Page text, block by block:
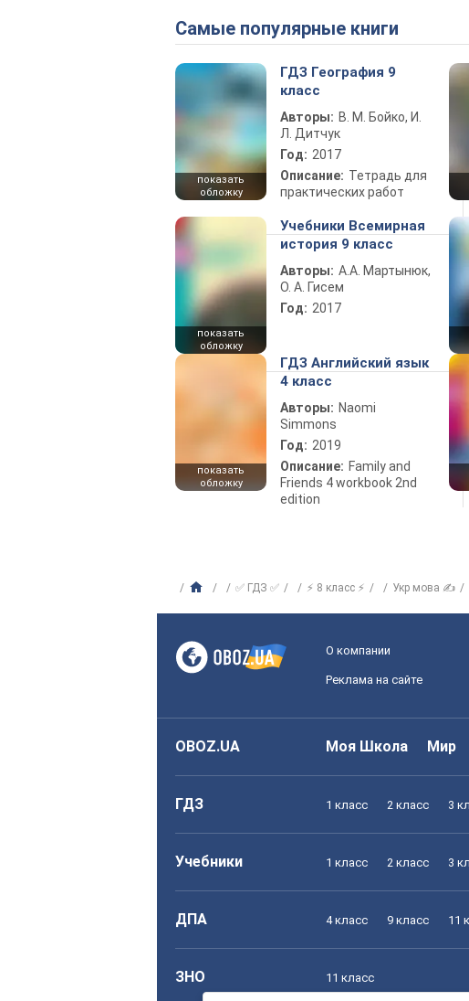
Самые популярные книги
показать
обложку
ГДЗ География 9
класс
Авторы: В. М. Бойко, И.
Л. Дитчук
Год: 2017
Описание: Тетрадь для
практических работ
показать
обложку
Учебники Всемирная
история 9 класс
Авторы: А.А. Мартынюк,
О. А. Гисем
Год: 2017
показать
обложку
ГДЗ Английский язык
4 класс
Авторы: Naomi
Simmons
Год: 2019
Описание: Family and
Friends 4 workbook 2nd
edition
✅ ГДЗ ✅ ⚡ 8 класс ⚡ Укр мова ✍
О компании
Реклама на сайте
OBOZ.UA Моя Школа Мир
ГДЗ 1 класс 2 класс 3
Учебники 1 класс 2 класс 3
ДПА 4 класс 9 класс 11
ЗНО 11 класс